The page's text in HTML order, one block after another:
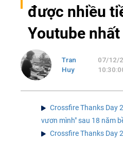
được nhiều
Youtube
Tran
Huy
07/12/
Crossfire Thanks Day
vươn mình" sau 18 năm
Crossfire Thanks Day